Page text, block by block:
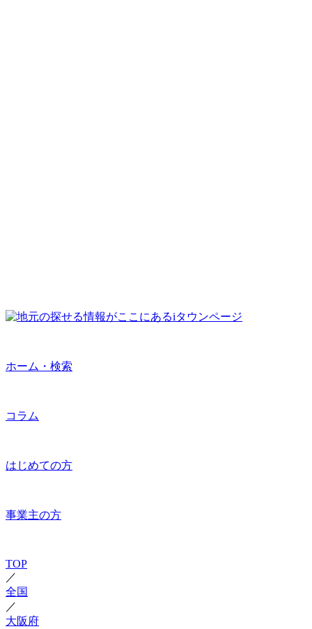
ホーム・検索
コラム
はじめての方
事業主の方
TOP
／
全国
／
大阪府